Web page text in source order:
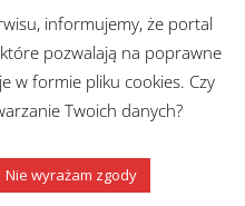
informujemy, że portal
pozwalają na poprawne
w formie pliku cookies. Czy
Twoich danych?
Nie wyrażam zgody